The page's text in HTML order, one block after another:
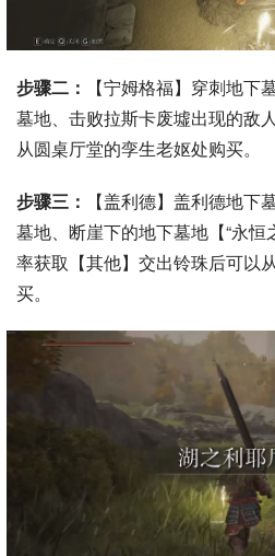
步骤二：
【宁姆格福】穿刺地下
墓地、击败拉斯卡废墟出现的敌
从圆桌厅堂的孪生老妪处购买。
步骤三：
【盖利德】盖利德地下
墓地、断崖下的地下墓地【“永恒
率获取【其他】交出铃珠后可以
买。